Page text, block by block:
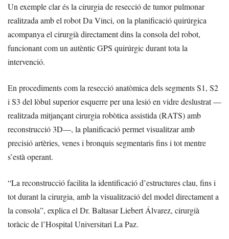
Un exemple clar és la cirurgia de resecció de tumor pulmonar
realitzada amb el robot Da Vinci, on la planificació quirúrgica
acompanya el cirurgià directament dins la consola del robot,
funcionant com un autèntic GPS quirúrgic durant tota la
intervenció.
En procediments com la resecció anatòmica dels segments S1, S2
i S3 del lòbul superior esquerre per una lesió en vidre deslustrat —
realitzada mitjançant cirurgia robòtica assistida (RATS) amb
reconstrucció 3D—, la planificació permet visualitzar amb
precisió artèries, venes i bronquis segmentaris fins i tot mentre
s’està operant.
“La reconstrucció facilita la identificació d’estructures clau, fins i
tot durant la cirurgia, amb la visualització del model directament a
la consola”, explica el Dr. Baltasar Liebert Álvarez, cirurgià
toràcic de l’Hospital Universitari La Paz.